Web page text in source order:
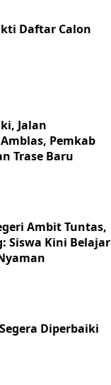
Daftar Calon
Jalan
Pemkab
Trase Baru
Ambit Tuntas,
Siswa Kini Belajar
Diperbaiki